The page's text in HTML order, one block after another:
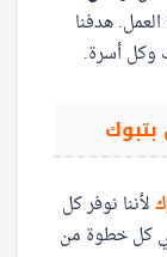
هدفنا
وكل أسرة.
لأننا نوفر كل
كل خطوة من